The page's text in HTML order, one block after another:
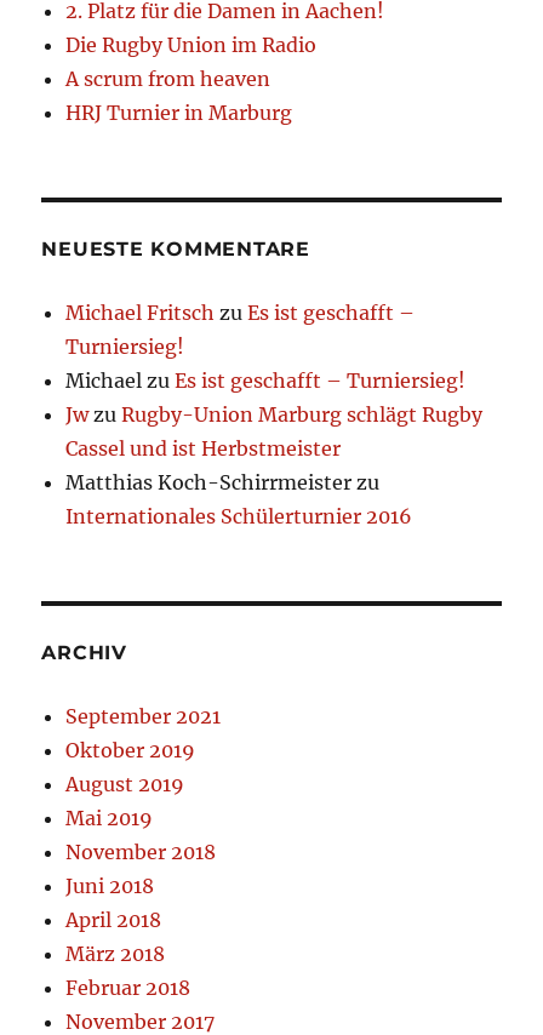
2. Platz für die Damen in Aachen!
Die Rugby Union im Radio
A scrum from heaven
HRJ Turnier in Marburg
NEUESTE KOMMENTARE
Michael Fritsch zuEs ist geschafft –
Turniersieg!
Michael zuEs ist geschafft – Turniersieg!
JwzuRugby-Union Marburg schlägt Rugby
Cassel und ist Herbstmeister
Matthias Koch-Schirrmeister zu
Internationales Schülerturnier 2016
ARCHIV
September 2021
Oktober 2019
August 2019
Mai 2019
November 2018
Juni 2018
April 2018
März 2018
Februar 2018
November 2017